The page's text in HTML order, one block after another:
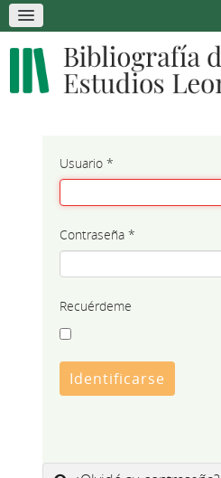
Usuario*
Contraseña*
Recuérdeme
Identificarse